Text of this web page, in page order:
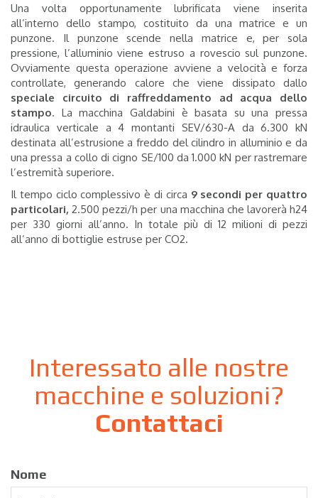
Una volta opportunamentelubrificata viene inserita
all’interno dello stampo, costituito da una matrice e un
punzone. Il punzone scende nella matrice e, per sola
pressione, l’alluminio viene estruso a rovescio sul punzone.
Ovviamente questa operazione avviene a velocità e forza
controllate, generando calore che viene dissipato dallo
speciale circuito di raffreddamento ad acqua dello
stampo. La macchina Galdabini è basata su una pressa
idraulica verticale a 4 montanti SEV/630-A da 6.300 kN
destinata all’estrusione a freddo del cilindro in alluminio e da
una pressa a collo di cigno SE/100 da 1.000 kN per rastremare
l’estremità superiore.
Il tempo ciclo complessivo è di circa 9 secondi per quattro
particolari, 2.500 pezzi/h per una macchina che lavorerà h24
per 330 giorni all’anno. In totale più di 12 milioni di pezzi
all’anno di bottiglie estruse per CO2.
Interessato alle nostre
macchine e soluzioni?
Contattaci
Nome